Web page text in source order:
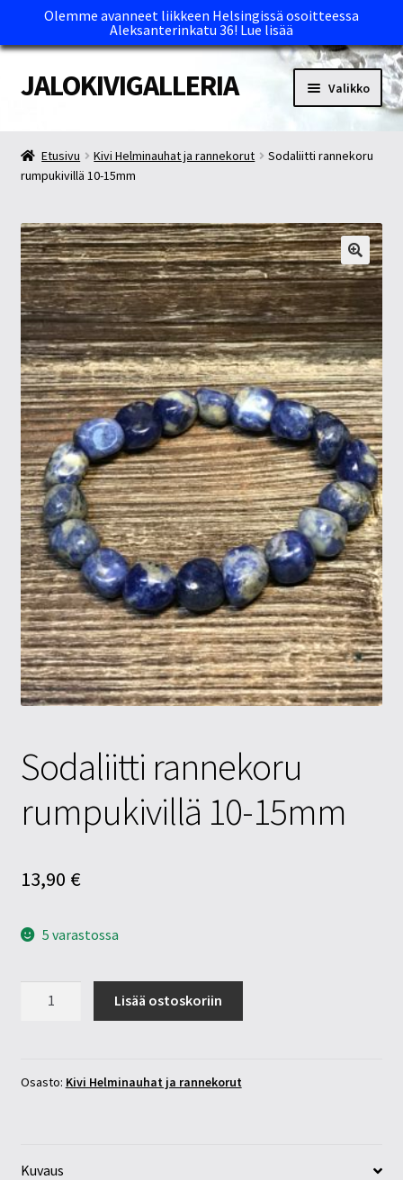
Olemme avanneet liikkeen Helsingissä osoitteessa
Aleksanterinkatu 36! Lue lisää
Siirry
navigointiin
Siirry
sisältöön
JALOKIVIGALLERIA Valikko
Kassa
Maksutavat ja Tärkeää tietää
Myymälät
Oma tili
Ostoskori
Tietosuojaseloste
Tuotteet
Yritysinfo
Etusivu Kivi Helminauhat ja rannekorut
Sodaliitti rannekoru
rumpukivillä 10-15mm
Sodaliitti rannekoru
rumpukivillä 10-15mm
13,90 €
5 varastossa
15mm
Lisää ostoskoriin
Osasto: Kivi Helminauhat ja rannekorut
Kuvaus